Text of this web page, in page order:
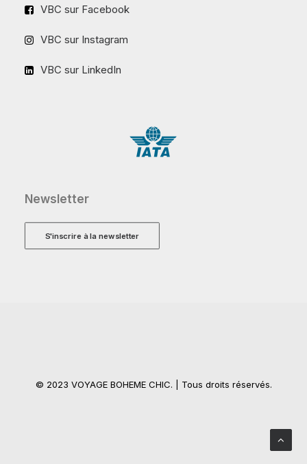
VBC sur Facebook
VBC sur Instagram
VBC sur LinkedIn
Newsletter
S'inscrire à la newsletter
© 2023 VOYAGE BOHEME CHIC. | Tous droits réservés.